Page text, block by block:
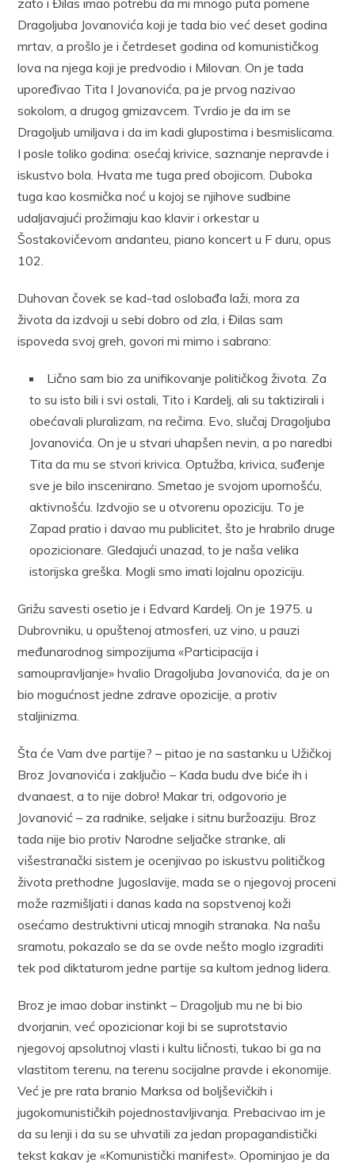
Dragoljuba Jovanovića koji je tada bio već deset godina
mrtav, a prošlo je i četrdeset godina od komunističkog
lova na njega koji je predvodio i Milovan. On je tada
upoređivao Tita I Jovanovića, pa je prvog nazivao
sokolom, a drugog gmizavcem. Tvrdio je da im se
Dragoljub umiljava i da im kadi glupostima i besmislicama.
I posle toliko godina: osećaj krivice, saznanje nepravde i
iskustvo bola. Hvata me tuga pred obojicom. Duboka
tuga kao kosmička noć u kojoj se njihove sudbine
udaljavajući prožimaju kao klavir i orkestar u
Šostakovičevom andanteu, piano koncert u F duru, opus
102.
Duhovan čovek se kad-tad oslobađa laži, mora za
života da izdvoji u sebi dobro od zla, i Đilas sam
ispoveda svoj greh, govori mi mirno i sabrano:
Lično sam bio za unifikovanje političkog života. Za
to su isto bili i svi ostali, Tito i Kardelj, ali su taktizirali i
obećavali pluralizam, na rečima. Evo, slučaj Dragoljuba
Jovanovića. On je u stvari uhapšen nevin, a po naredbi
Tita da mu se stvori krivica. Optužba, krivica, suđenje
sve je bilo inscenirano. Smetao je svojom upornošću,
aktivnošću. Izdvojio se u otvorenu opoziciju. To je
Zapad pratio i davao mu publicitet, što je hrabrilo druge
opozicionare. Gledajući unazad, to je naša velika
istorijska greška. Mogli smo imati lojalnu opoziciju.
Grižu savesti osetio je i Edvard Kardelj. On je 1975. u
Dubrovniku, u opuštenoj atmosferi, uz vino, u pauzi
međunarodnog simpozijuma «Participacija i
samoupravljanje» hvalio Dragoljuba Jovanovića, da je on
bio mogućnost jedne zdrave opozicije, a protiv
staljinizma.
Šta će Vam dve partije? – pitao je na sastanku u Užičkoj
Broz Jovanovića i zaključio – Kada budu dve biće ih i
dvanaest, a to nije dobro! Makar tri, odgovorio je
Jovanović – za radnike, seljake i sitnu buržoaziju. Broz
tada nije bio protiv Narodne seljačke stranke, ali
višestranački sistem je ocenjivao po iskustvu političkog
života prethodne Jugoslavije, mada se o njegovoj proceni
može razmišljati i danas kada na sopstvenoj koži
osećamo destruktivni uticaj mnogih stranaka. Na našu
sramotu, pokazalo se da se ovde nešto moglo izgraditi
tek pod diktaturom jedne partije sa kultom jednog lidera.
Broz je imao dobar instinkt – Dragoljub mu ne bi bio
dvorjanin, već opozicionar koji bi se suprotstavio
njegovoj apsolutnoj vlasti i kultu ličnosti, tukao bi ga na
vlastitom terenu, na terenu socijalne pravde i ekonomije.
Već je pre rata branio Marksa od boljševičkih i
jugokomunističkih pojednostavljivanja. Prebacivao im je
da su lenji i da su se uhvatili za jedan propagandistički
tekst kakav je «Komunistički manifest». Opominjao je da